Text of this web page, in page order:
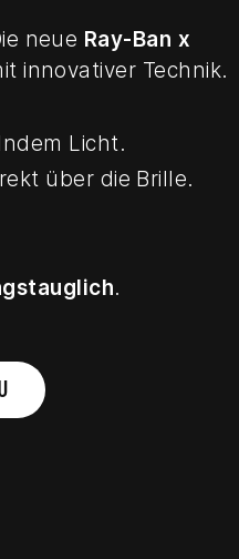
neue Ray-Ban x
innovativer Technik.
Licht.
über die Brille.
.